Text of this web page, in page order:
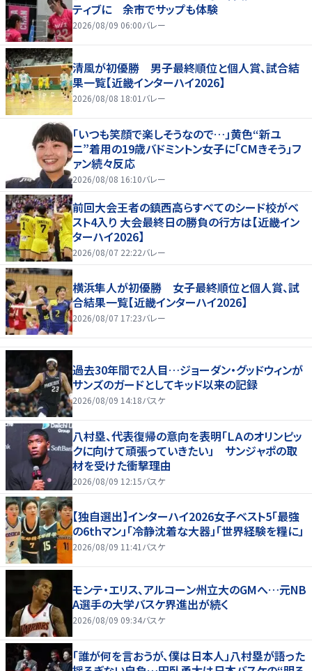
ティブに 余市でサップも体験
2026/08/09 06:00バレー
清風が初優勝 男子最終順位と個人賞、試合結
果一覧【近畿インターハイ2026】
2026/08/08 18:01 バレー
「いつも笑顔で楽しそうなので…」黄色“新ユ
ニ”着用の19歳バドミントン女子に「CMきそう」フ
ァン続々反応
2026/08/08 16:10バレー
前回大会王者の鎮西高らすべてのシード校がベ
スト4入り 大会最終日の勝負の行方は【近畿イン
ターハイ2026】
2026/08/07 22:22バレー
横浜隼人が初優勝 女子最終順位と個人賞、試
合結果一覧【近畿インターハイ2026】
2026/08/07 17:23バレー
過去30年間で2人目…ジョーダン・グッドウィンが
サンズのガードとしてキッド以来の記録
2026/08/09 14:18バスケ
八村塁、代表復帰の意向を表明「ＬＡのオリンピッ
クに向けて頑張っていきたい」 サンジャポの取
材を受けた衝撃理由
2026/08/09 12:15バスケ
【独自選出】インターハイ2026女子ベスト5「最強
の6thマン」「冷静沈着な大器」「世界経験を糧に」
2026/08/09 11:41 バスケ
モンテ・エリス、アルコーン州立大のGMへ…元NB
A選手の大学バスケ界進出が続く
2026/08/09 09:34バスケ
「誰が何を言おうが、僕は日本人」八村塁が語った